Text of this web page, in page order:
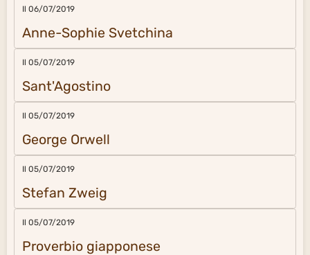
Il 06/07/2019
Anne-Sophie Svetchina
Il 05/07/2019
Sant'Agostino
Il 05/07/2019
George Orwell
Il 05/07/2019
Stefan Zweig
Il 05/07/2019
Proverbio giapponese